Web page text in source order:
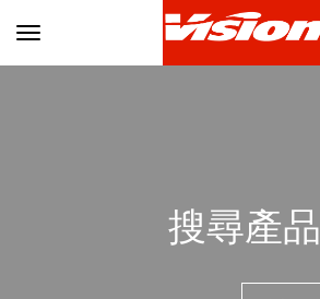
Toggle navigation
搜尋產品